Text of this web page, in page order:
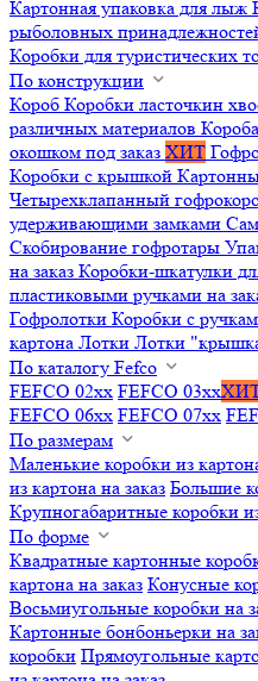
Картонная упаковка для лыж
рыболовных
Коробки для туристических
По конструкции
Короб Коробки ласточкин
различных материалов
окошком под заказ ХИТ
Коробки с крышкой
Четырехклапанный
удерживающими замками
Скобирование гофротары
на заказ Коробки-шкатулки
пластиковыми ручками на
Гофролотки Коробки с
картона Лотки Лотки
По каталогу Fefco
FEFCO 02xx FEFCO 03xx
FEFCO 06xx FEFCO 07xx
По размерам
Маленькие коробки из
из картона на заказ Большие
Крупногабаритные коробки
По форме
Квадратные картонные
картона на заказ Конусные
Восьмиугольные коробки на
Картонные бонбоньерки на
коробки Прямоугольные